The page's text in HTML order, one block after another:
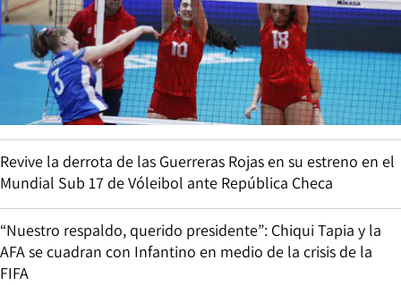
Revive la derrota de las Guerreras Rojas en su estreno en el
Mundial Sub 17 de Vóleibol ante República Checa
“Nuestro respaldo, querido presidente”: Chiqui Tapia y la
AFA se cuadran con Infantino en medio de la crisis de la
FIFA